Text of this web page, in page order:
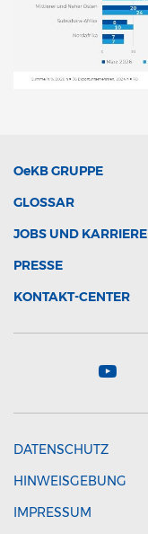
OeKBGRUPPE
GLOSSAR
JOBS UND KARRIERE
PRESSE
KONTAKT-CENTER
DATENSCHUTZ
HINWEISGEBUNG
IMPRESSUM